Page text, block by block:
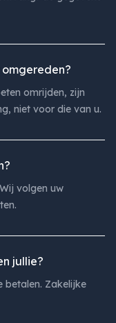
omrijden, zijn
niet voor die van u.
volgen uw
jullie?
betalen. Zakelijke